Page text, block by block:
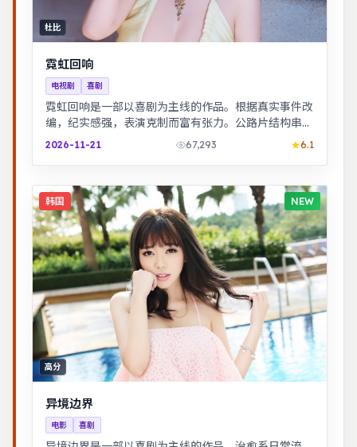
杜比
霓虹回响
电视剧 喜剧
霓虹回响是一部以喜剧为主线的作品。根据真实事件改
编，纪实感强，表演克制而富有张力。公路片结构串联
多段际遇，配乐与风景共同构成情绪主线。
2026-11-21 67,293 6.1
韩国 NEW
高分
异境边界
电影 喜剧